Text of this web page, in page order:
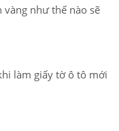
vàng như thế nào sẽ
làm giấy tờ ô tô mới